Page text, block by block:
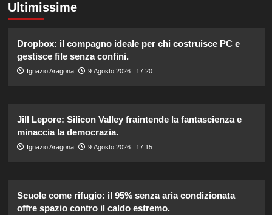
Ultimissime
Dropbox: il compagno ideale per chi costruisce PC e
gestisce file senza confini.
Ignazio Aragona 9 Agosto 2026 : 17:20
Jill Lepore: Silicon Valley fraintende la fantascienza e
minaccia la democrazia.
Ignazio Aragona 9 Agosto 2026 : 17:15
Scuole come rifugio: il 95% senza aria condizionata
offre spazio contro il caldo estremo.